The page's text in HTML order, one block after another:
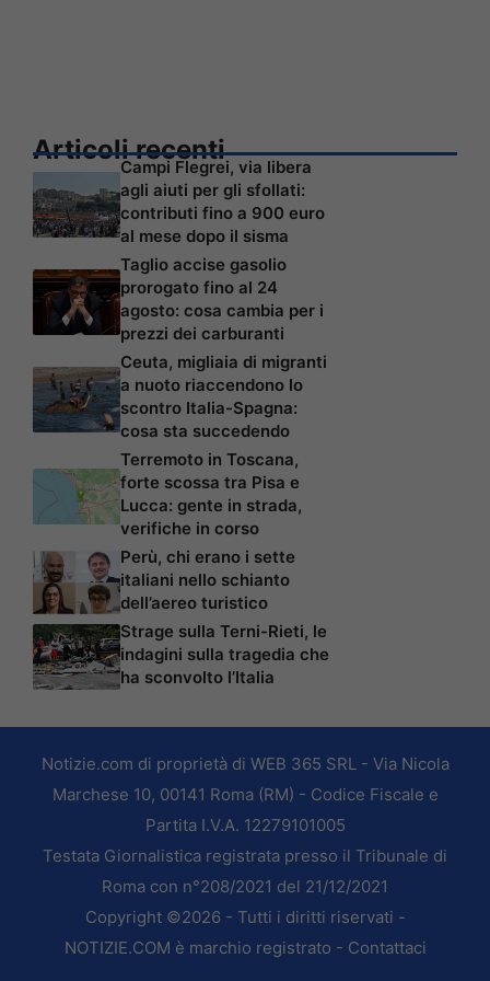
Articoli recenti
Campi Flegrei, via libera
agli aiuti per gli sfollati:
contributi fino a 900 euro
al mese dopo il sisma
Taglio accise gasolio
prorogato fino al 24
agosto: cosa cambia per i
prezzi dei carburanti
Ceuta, migliaia di migranti
a nuoto riaccendono lo
scontro Italia-Spagna:
cosa sta succedendo
Terremoto in Toscana,
forte scossa tra Pisa e
Lucca: gente in strada,
verifiche in corso
Perù, chi erano i sette
italiani nello schianto
dell’aereo turistico
Strage sulla Terni-Rieti, le
indagini sulla tragedia che
ha sconvolto l’Italia
Notizie.com di proprietà di WEB 365 SRL - Via Nicola
Marchese 10, 00141 Roma (RM) - Codice Fiscale e
Partita I.V.A. 12279101005
Testata Giornalistica registrata presso il Tribunale di
Roma con n°208/2021 del 21/12/2021
Copyright ©2026 - Tutti i diritti riservati -
NOTIZIE.COM è marchio registrato - Contattaci